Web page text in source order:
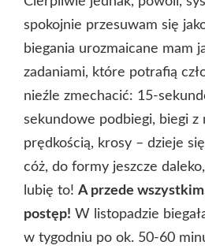
spokojnie przesuwam się
biegania urozmaicane mam
zadaniami, które potrafią
nieźle zmechacić: 15-
sekundowe podbiegi, biegi z
prędkością, krosy – dzieje się
cóż, do formy jeszcze
lubię to! A przede
postęp! W listopadzie
w tygodniu po ok. 50-60